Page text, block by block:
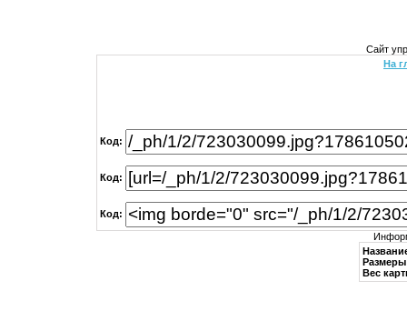
Сайт
На
Код:
Код:
Код:
Вес